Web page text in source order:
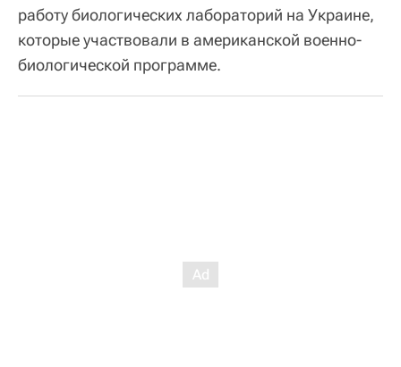
работу биологических лабораторий на Украине,
которые участвовали в американской военно-
биологической программе.